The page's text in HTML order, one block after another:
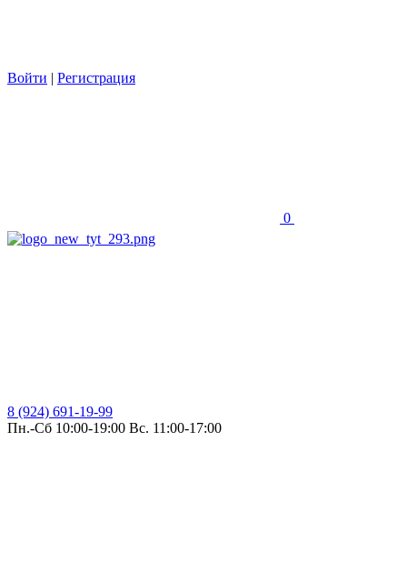
Войти | Регистрация
0
8 (924) 691-19-99
Пн.-Сб 10:00-19:00 Вс. 11:00-17:00